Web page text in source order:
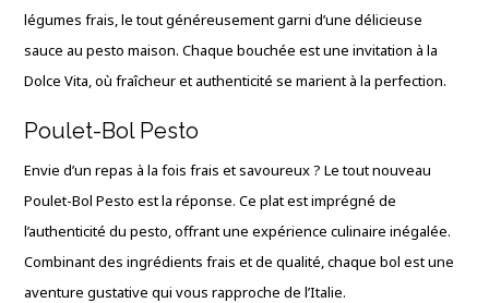
légumes frais, le tout généreusement garni d’une délicieuse
sauce au pesto maison. Chaque bouchée est une invitation à la
Dolce Vita, où fraîcheur et authenticité se marient à la perfection.
Poulet-Bol Pesto
Envie d’un repas à la fois frais et savoureux ? Le tout nouveau
Poulet-Bol Pesto est la réponse. Ce plat est imprégné de
l’authenticité du pesto, offrant une expérience culinaire inégalée.
Combinant des ingrédients frais et de qualité, chaque bol est une
aventure gustative qui vous rapproche de l’Italie.